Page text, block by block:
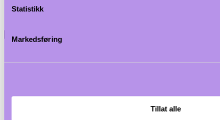
Statistikk
Markedsføring
Tillat alle